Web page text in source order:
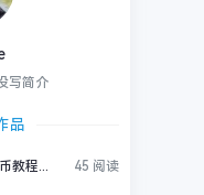
写简介
品
蛋仔网每日最低撸5000金币教程，白嫖金币快速赚大钱 45 阅读